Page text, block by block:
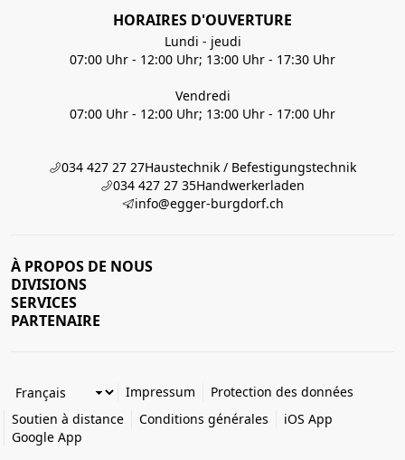
HORAIRES D'OUVERTURE
Lundi - jeudi
07:00 Uhr - 12:00 Uhr; 13:00 Uhr - 17:30 Uhr
Vendredi
07:00 Uhr - 12:00 Uhr; 13:00 Uhr - 17:00 Uhr
034 427 27 27Haustechnik / Befestigungstechnik
034 427 27 35Handwerkerladen
info@egger-burgdorf.ch
À PROPOS DE NOUS
DIVISIONS
SERVICES
PARTENAIRE
Impressum
Protection des données
Soutien à distance
Conditions générales
iOS App
Google App